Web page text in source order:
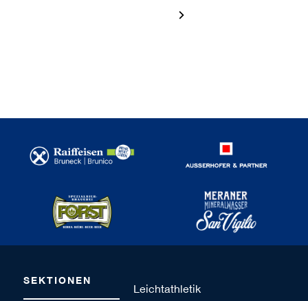
SEKTIONEN
Leichtathletik